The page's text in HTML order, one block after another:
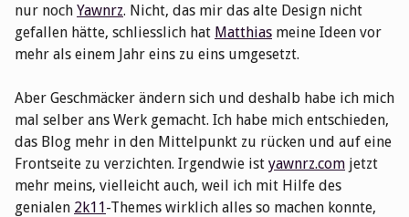
nur noch Yawnrz. Nicht, das mir das alte Design nicht
gefallen hätte, schliesslich hat Matthias meine Ideen vor
mehr als einem Jahr eins zu eins umgesetzt.
Aber Geschmäcker ändern sich und deshalb habe ich mich
mal selber ans Werk gemacht. Ich habe mich entschieden,
das Blog mehr in den Mittelpunkt zu rücken und auf eine
Frontseite zu verzichten. Irgendwie ist yawnrz.com jetzt
mehr meins, vielleicht auch, weil ich mit Hilfe des
genialen 2k11-Themes wirklich alles so machen konnte,